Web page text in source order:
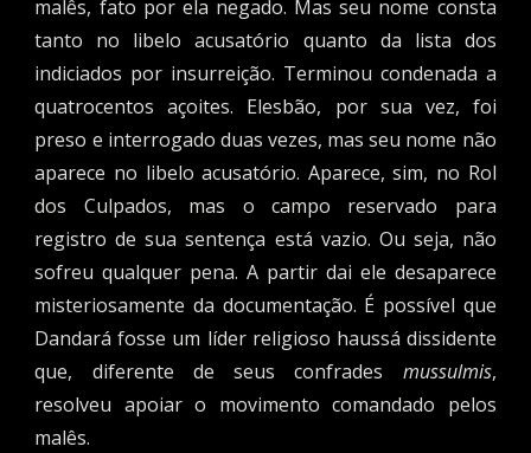
malês, fato por ela negado. Mas seu nome consta
tanto no libelo acusatório quanto da lista dos
indiciados por insurreição. Terminou condenada a
quatrocentos açoites. Elesbão, por sua vez, foi
preso e interrogado duas vezes, mas seu nome não
aparece no libelo acusatório. Aparece, sim, no Rol
dos Culpados, mas o campo reservado para
registro de sua sentença está vazio. Ou seja, não
sofreu qualquer pena. A partir dai ele desaparece
misteriosamente da documentação. É possível que
Dandará fosse um líder religioso haussá dissidente
que, diferente de seus confrades mussulmis,
resolveu apoiar o movimento comandado pelos
malês.